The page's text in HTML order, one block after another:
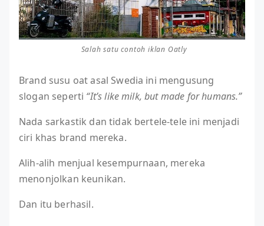
Salah satu contoh iklan Oatly
Brand susu oat asal Swedia ini mengusung
slogan seperti “It’s like milk, but made for humans.”
Nada sarkastik dan tidak bertele-tele ini menjadi
ciri khas brand mereka.
Alih-alih menjual kesempurnaan, mereka
menonjolkan keunikan.
Dan itu berhasil.